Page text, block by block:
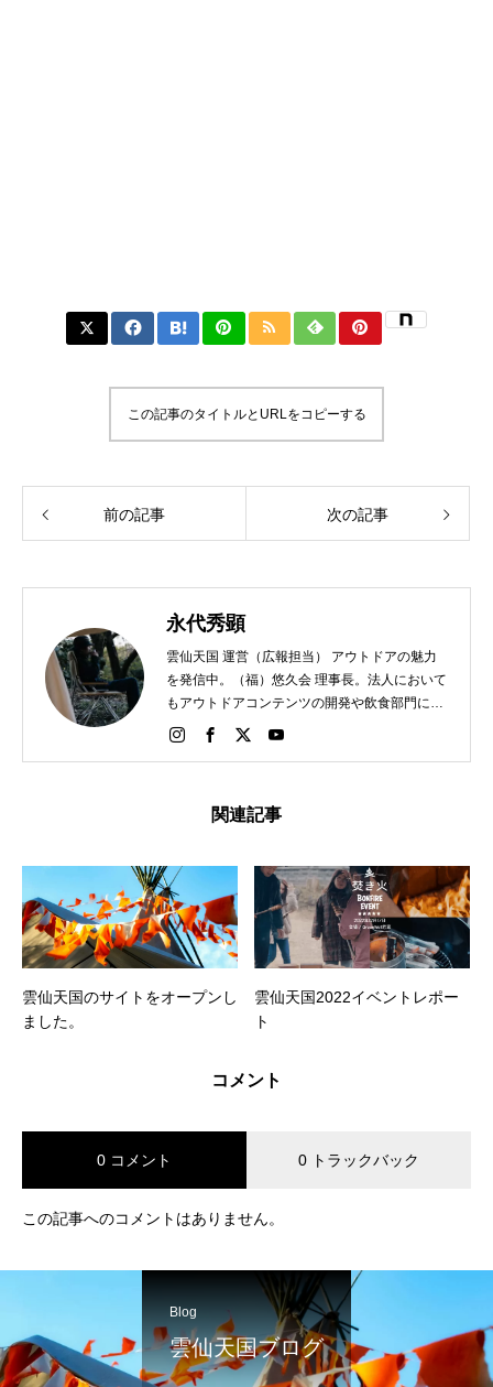
この記事のタイトルとURLをコピーする
前の記事 次の記事
永代秀顕
雲仙天国 運営（広報担当） アウトドアの魅力
を発信中。（福）悠久会 理事長。法人において
もアウトドアコンテンツの開発や飲食部門にて
アウトドアメニューの開発に取り組んでいま
関連記事
雲仙天国のサイトをオープンし
ました。
雲仙天国2022イベントレポー
ト
コメント
0 コメント 0 トラックバック
この記事へのコメントはありません。
Blog
雲仙天国ブログ